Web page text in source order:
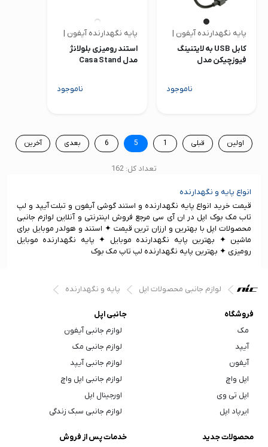
پایه نگهدارنده آیفون | فیوزچیکن
کابل USB به لایتنینگ
فیوزچیکن مدل
ناموجود
پایه نگهدارنده آیفون | بلولانژ
استند رومیزی بلولانژ
مدل Casa Stand
ناموجود
اولین قبلی 1
5
6 بعدی آخرین
تعداد کل: 162
انواع پایه و نگهدارنده
قیمت خرید انواع پایه نگهدارنده و استند گوشی آیفون و تبلت آیپد و لپ
تاب مک بوک اپل در ان آی سی مرجع فروش اینترنتی و آنلاین لوازم جانبی
محصولات اپل با بهترین و ارزان ترین قیمت ✦ استند و هولدر موبایل برای
ماشین ✦ بهترین پایه نگهدارنده موبایل ✦ پایه نگهدارنده موبایل
رومیزی ✦ بهترین پایه نگهدارنده لپ تاپ مک بوک
لوازم جانبی محصولات اپل پایه و نگهدارنده
فروشگاه
مک
آیپد
آیفون
اپل واچ
اپل تی وی
ایرپاد اپل
جانبی اپل
لوازم جانبی آیفون
لوازم جانبی مک
لوازم جانبی آیپد
لوازم جانبی اپل واچ
اورجینال اپل
لوازم جانبی سبک زندگی
محصولات جدید
خدمات پس از فروش